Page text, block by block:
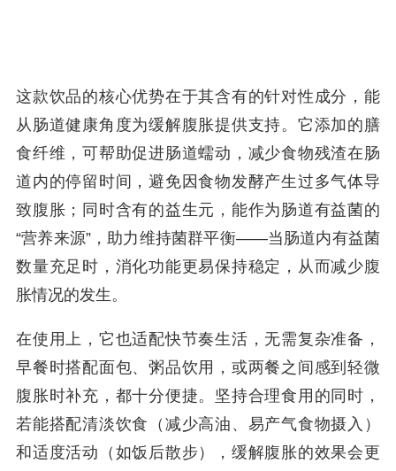
这款饮品的核心优势在于其含有的针对性成分，能
从肠道健康角度为缓解腹胀提供支持。它添加的膳
食纤维，可帮助促进肠道蠕动，减少食物残渣在肠
道内的停留时间，避免因食物发酵产生过多气体导
致腹胀；同时含有的益生元，能作为肠道有益菌的
“营养来源”，助力维持菌群平衡——当肠道内有益菌
数量充足时，消化功能更易保持稳定，从而减少腹
胀情况的发生。
在使用上，它也适配快节奏生活，无需复杂准备，
早餐时搭配面包、粥品饮用，或两餐之间感到轻微
腹胀时补充，都十分便捷。坚持合理食用的同时，
若能搭配清淡饮食（减少高油、易产气食物摄入）
和适度活动（如饭后散步），缓解腹胀的效果会更